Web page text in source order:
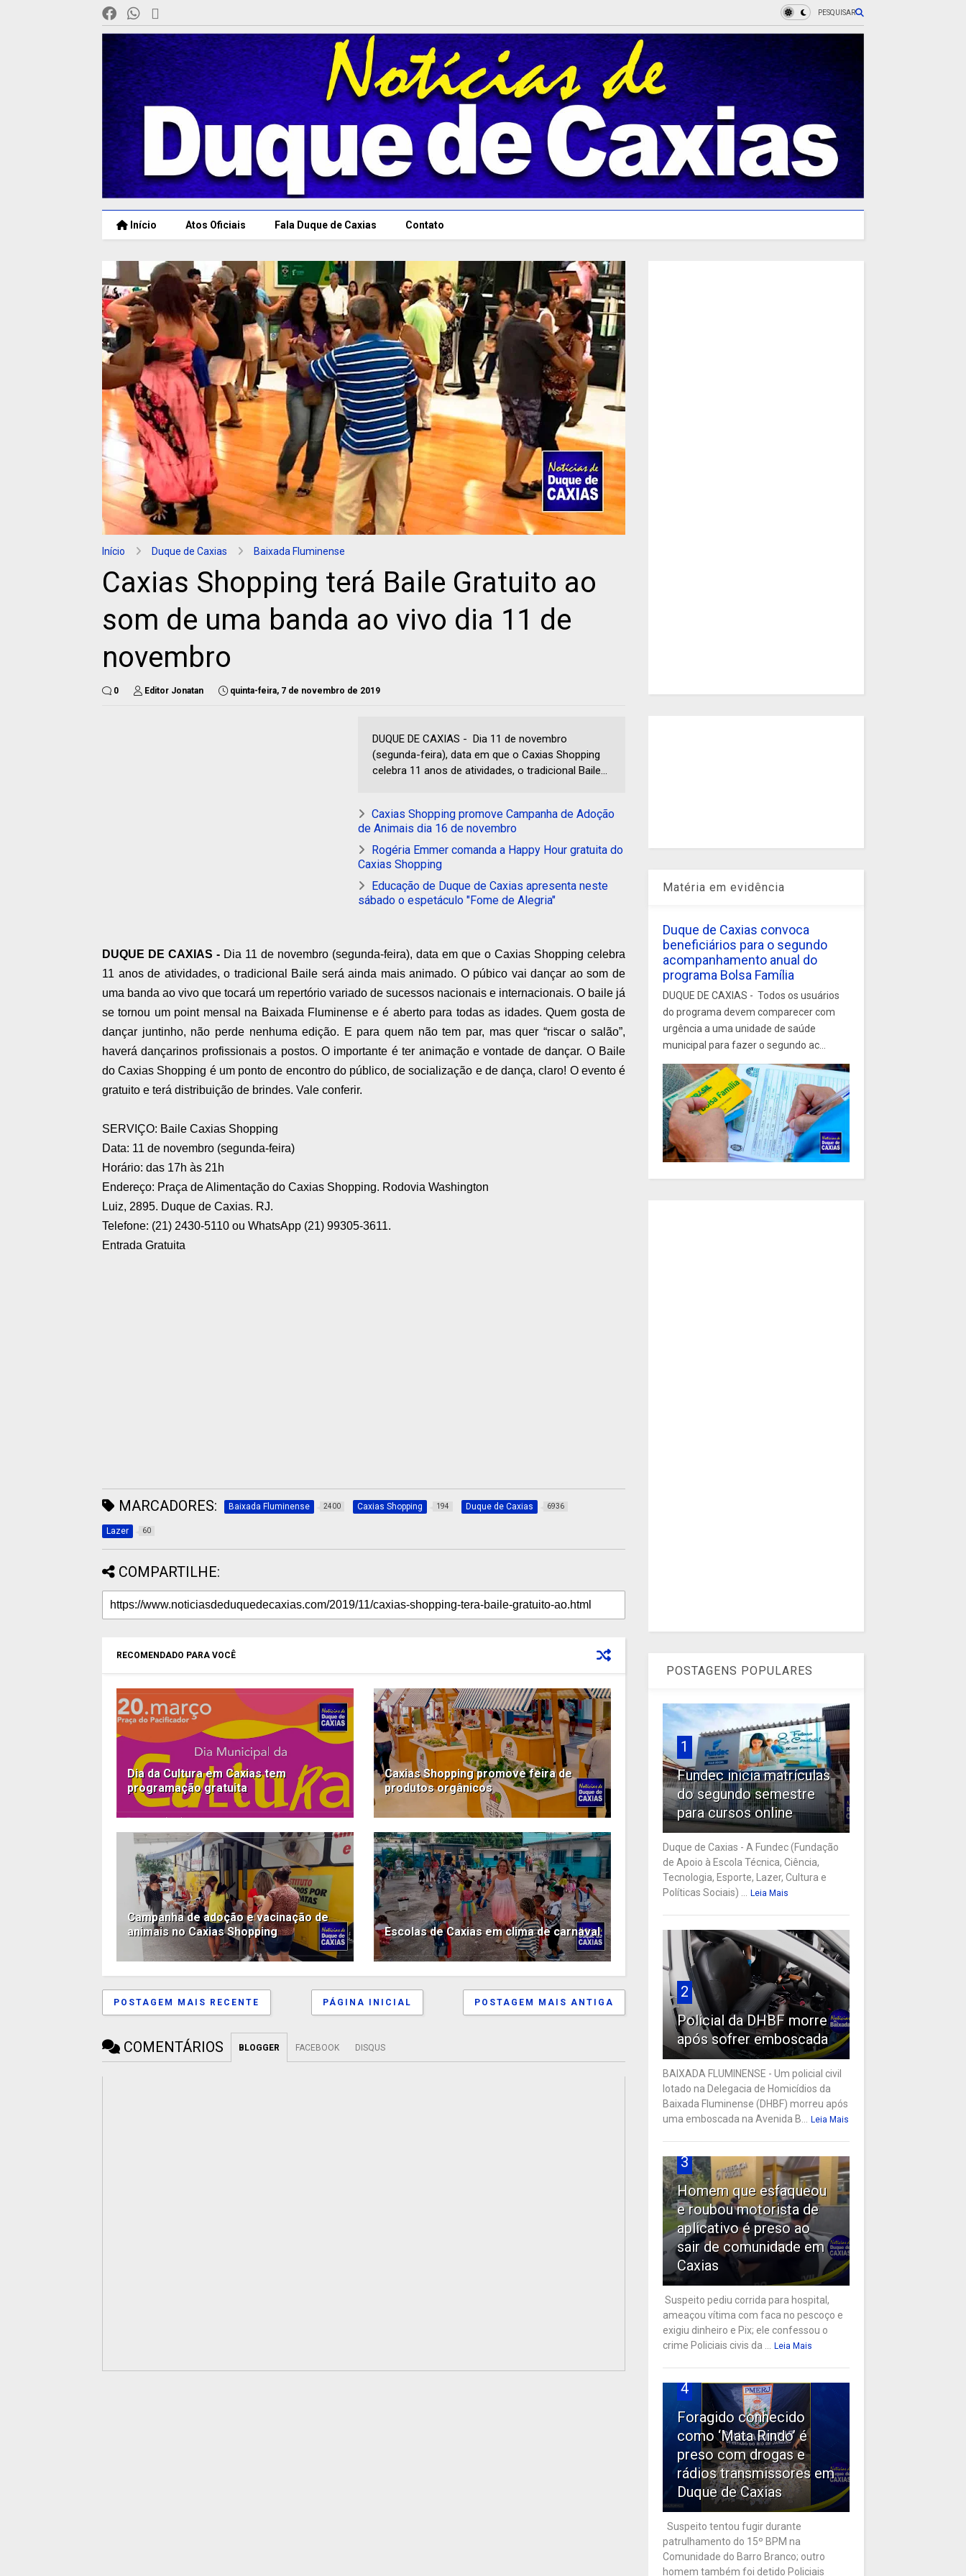
PESQUISAR
Início Atos Oficiais Fala Duque de Caxias Contato
Início Duque de Caxias Baixada Fluminense
Caxias Shopping terá Baile Gratuito ao
som de uma banda ao vivo dia 11 de
novembro
0 Editor Jonatan quinta-feira, 7 de novembro de 2019
DUQUE DE CAXIAS - Dia 11 de novembro
(segunda-feira), data em que o Caxias Shopping
celebra 11 anos de atividades, o tradicional Baile...
Caxias Shopping promove Campanha de Adoção
de Animais dia 16 de novembro
Rogéria Emmer comanda a Happy Hour gratuita do
Caxias Shopping
Educação de Duque de Caxias apresenta neste
sábado o espetáculo "Fome de Alegria"
DUQUE DE CAXIAS - Dia 11 de novembro (segunda-feira), data em que o Caxias Shopping celebra
11 anos de atividades, o tradicional Baile será ainda mais animado. O púbico vai dançar ao som de
uma banda ao vivo que tocará um repertório variado de sucessos nacionais e internacionais. O baile já
se tornou um point mensal na Baixada Fluminense e é aberto para todas as idades. Quem gosta de
dançar juntinho, não perde nenhuma edição. E para quem não tem par, mas quer “riscar o salão”,
haverá dançarinos profissionais a postos. O importante é ter animação e vontade de dançar. O Baile
do Caxias Shopping é um ponto de encontro do público, de socialização e de dança, claro! O evento é
gratuito e terá distribuição de brindes. Vale conferir.
SERVIÇO: Baile Caxias Shopping
Data: 11 de novembro (segunda-feira)
Horário: das 17h às 21h
Endereço: Praça de Alimentação do Caxias Shopping. Rodovia Washington
Luiz, 2895. Duque de Caxias. RJ.
Telefone: (21) 2430-5110 ou WhatsApp (21) 99305-3611.
Entrada Gratuita
MARCADORES: Baixada Fluminense 2400 Caxias Shopping 194 Duque de Caxias 6936
Lazer 60
COMPARTILHE:
RECOMENDADO PARA VOCÊ
Dia da Cultura em Caxias tem
programação gratuita
Caxias Shopping promove feira de
produtos orgânicos
Campanha de adoção e vacinação de
animais no Caxias Shopping
Escolas de Caxias em clima de carnaval
POSTAGEM MAIS RECENTE POSTAGEM MAIS ANTIGA
PÁGINA INICIAL
COMENTÁRIOS BLOGGER FACEBOOK DISQUS
Matéria em evidência
Duque de Caxias convoca
beneficiários para o segundo
acompanhamento anual do
programa Bolsa Família
DUQUE DE CAXIAS - Todos os usuários
do programa devem comparecer com
urgência a uma unidade de saúde
municipal para fazer o segundo ac...
POSTAGENS POPULARES
1
Fundec inicia matrículas
do segundo semestre
para cursos online
Duque de Caxias - A Fundec (Fundação
de Apoio à Escola Técnica, Ciência,
Tecnologia, Esporte, Lazer, Cultura e
Políticas Sociais) ...
Leia Mais
2
Policial da DHBF morre
após sofrer emboscada
BAIXADA FLUMINENSE - Um policial civil
lotado na Delegacia de Homicídios da
Baixada Fluminense (DHBF) morreu após
uma emboscada na Avenida B...
Leia Mais
3
Homem que esfaqueou
e roubou motorista de
aplicativo é preso ao
sair de comunidade em
Caxias
Suspeito pediu corrida para hospital,
ameaçou vítima com faca no pescoço e
exigiu dinheiro e Pix; ele confessou o
crime Policiais civis da ...
Leia Mais
4
Foragido conhecido
como ‘Mata Rindo’ é
preso com drogas e
rádios transmissores em
Duque de Caxias
Suspeito tentou fugir durante
patrulhamento do 15º BPM na
Comunidade do Barro Branco; outro
homem também foi detido Policiais